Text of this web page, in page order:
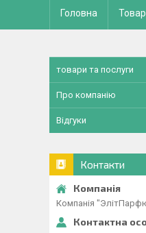
Головна
товари та послуги
Про компанію
Відгуки
Контакти
Компанія